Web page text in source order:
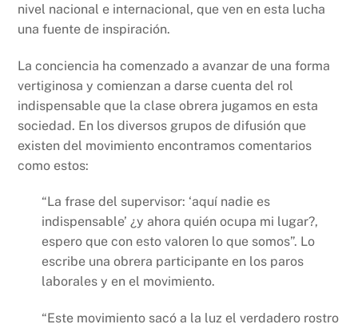
nivel nacional e internacional, que ven en esta lucha
una fuente de inspiración.
La conciencia ha comenzado a avanzar de una forma
vertiginosa y comienzan a darse cuenta del rol
indispensable que la clase obrera jugamos en esta
sociedad. En los diversos grupos de difusión que
existen del movimiento encontramos comentarios
como estos:
“La frase del supervisor: ‘aquí nadie es
indispensable’ ¿y ahora quién ocupa mi lugar?,
espero que con esto valoren lo que somos”. Lo
escribe una obrera participante en los paros
laborales y en el movimiento.
“Este movimiento sacó a la luz el verdadero rostro